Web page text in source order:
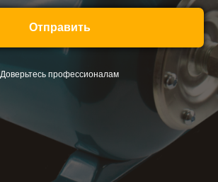
Отправить
Доверьтесь профессионалам